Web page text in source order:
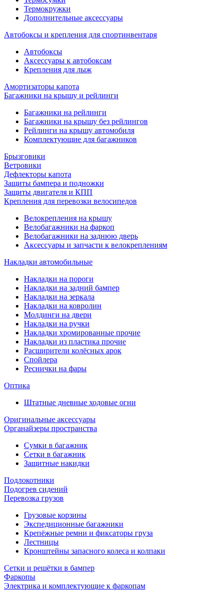
Термокружки
Дополнительные аксессуары
Автобоксы и крепления для спортинвентаря
Автобоксы
Аксессуары к автобоксам
Крепления для лыж
Амортизаторы капота
Багажники на крышу и рейлинги
Багажники на рейлинги
Багажники на крышу без рейлингов
Рейлинги на крышу автомобиля
Комплектующие для багажников
Брызговики
Ветровики
Дефлекторы капота
Защиты бампера и подножки
Защиты двигателя и КПП
Крепления для перевозки велосипедов
Велокрепления на крышу
Велобагажники на фаркоп
Велобагажники на заднюю дверь
Аксессуары и запчасти к велокреплениям
Накладки автомобильные
Накладки на пороги
Накладки на задний бампер
Накладки на зеркала
Накладки на ковролин
Молдинги на двери
Накладки на ручки
Накладки хромированные прочие
Накладки из пластика прочие
Расширители колёсных арок
Спойлера
Реснички на фары
Оптика
Штатные дневные ходовые огни
Оригинальные аксессуары
Органайзеры пространства
Сумки в багажник
Сетки в багажник
Защитные накидки
Подлокотники
Подогрев сидений
Перевозка грузов
Грузовые корзины
Экспедиционные багажники
Крепёжные ремни и фиксаторы груза
Лестницы
Кронштейны запасного колеса и колпаки
Сетки и решётки в бампер
Фаркопы
Электрика и комплектующие к фаркопам